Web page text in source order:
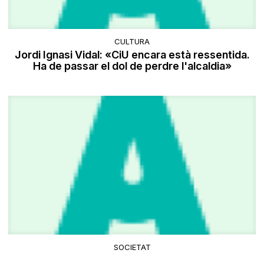
CULTURA
Jordi Ignasi Vidal: «CiU encara està ressentida.
Ha de passar el dol de perdre l'alcaldia»
SOCIETAT